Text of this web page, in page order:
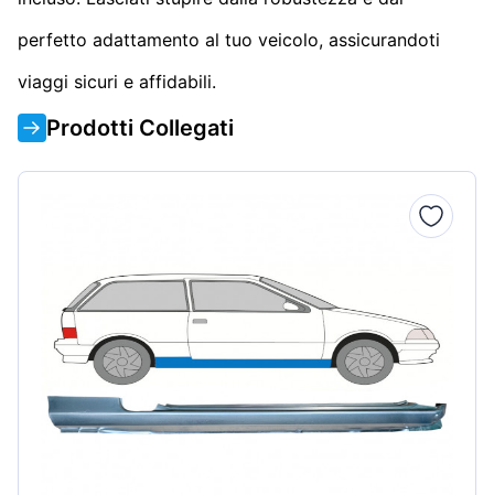
perfetto adattamento al tuo veicolo, assicurandoti
viaggi sicuri e affidabili.
Prodotti Collegati